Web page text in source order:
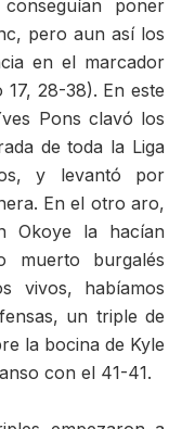
poner
pero aun así los
en el marcador
28-38). En este
Pons clavó los
de toda la Liga
y levantó por
En el otro aro,
Okoye la hacían
muerto burgalés
vivos, habíamos
un triple de
la bocina de Kyle
con el 41-41.